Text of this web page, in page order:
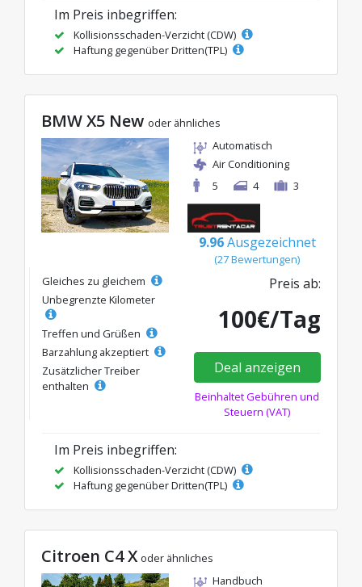
Im Preis inbegriffen:
Kollisionsschaden-Verzicht (CDW)
Haftung gegenüber Dritten(TPL)
BMW X5 New oder ähnliches
Automatisch
Air Conditioning
5
4 3
9.96 Ausgezeichnet
(27 Bewertungen)
Gleiches zu gleichem
Unbegrenzte Kilometer
Treffen und Grüßen
Barzahlung akzeptiert
Zusätzlicher Treiber
enthalten
Preis ab:
100€/Tag
Deal anzeigen
Beinhaltet Gebühren und
Steuern (VAT)
Im Preis inbegriffen:
Kollisionsschaden-Verzicht (CDW)
Haftung gegenüber Dritten(TPL)
Citroen C4 X oder ähnliches
Handbuch